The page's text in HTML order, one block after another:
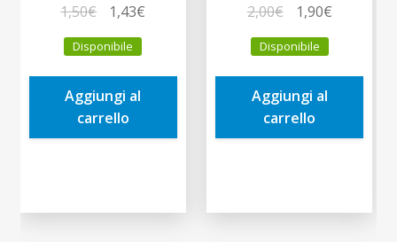
1,50€
prezzo
originale
era:
1,50€.
1,43€
è:
Disponibile
Aggiungi al
carrello
2,00€
prezzo
originale
era:
2,00€.
1,90€Il
è:
Disponibile
Aggiungi al
carrello